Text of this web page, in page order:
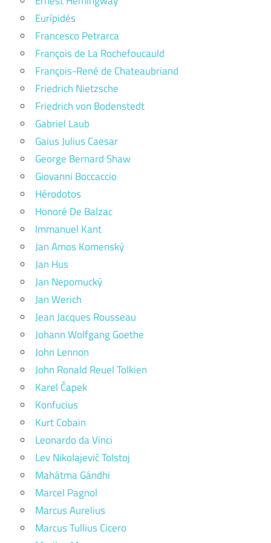
Eurípidés
Francesco Petrarca
François de La Rochefoucauld
François-René de Chateaubriand
Friedrich Nietzsche
Friedrich von Bodenstedt
Gabriel Laub
Gaius Julius Caesar
George Bernard Shaw
Giovanni Boccaccio
Hérodotos
Honoré De Balzac
Immanuel Kant
Jan Amos Komenský
Jan Hus
Jan Nepomucký
Jan Werich
Jean Jacques Rousseau
Johann Wolfgang Goethe
John Lennon
John Ronald Reuel Tolkien
Karel Čapek
Konfucius
Kurt Cobain
Leonardo da Vinci
Lev Nikolajevič Tolstoj
Mahátma Gándhi
Marcel Pagnol
Marcus Aurelius
Marcus Tullius Cicero